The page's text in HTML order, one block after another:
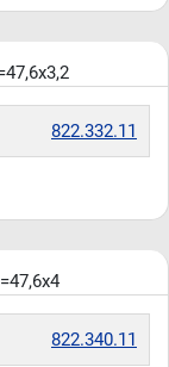
822.332.11
822.340.11